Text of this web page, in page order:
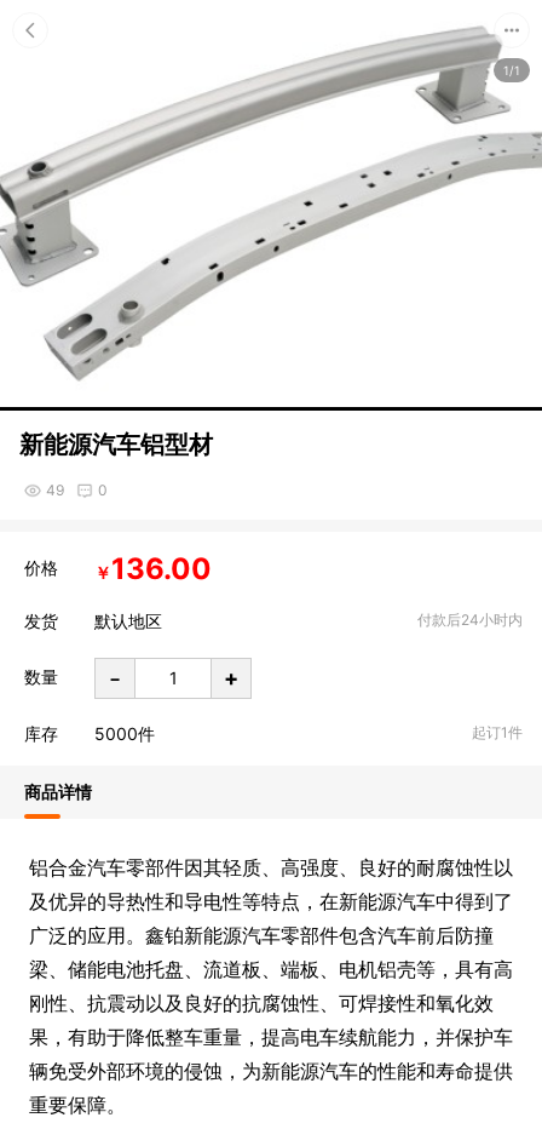
1/1
新能源汽车铝型材
49 0
价格 ￥136.00
发货 默认地区 付款后24小时内
数量 - +
库存 5000件 起订1件
商品详情
铝合金汽车零部件因其轻质、高强度、良好的耐腐蚀性以
及优异的导热性和导电性等特点，在新能源汽车中得到了
广泛的应用。鑫铂新能源汽车零部件包含汽车前后防撞
梁、储能电池托盘、流道板、端板、电机铝壳等，具有高
刚性、抗震动以及良好的抗腐蚀性、可焊接性和氧化效
果，有助于降低整车重量，提高电车续航能力，并保护车
辆免受外部环境的侵蚀，为新能源汽车的性能和寿命提供
重要保障。